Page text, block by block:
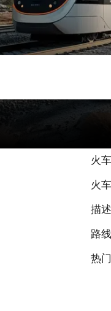
火
火
描述
路
热